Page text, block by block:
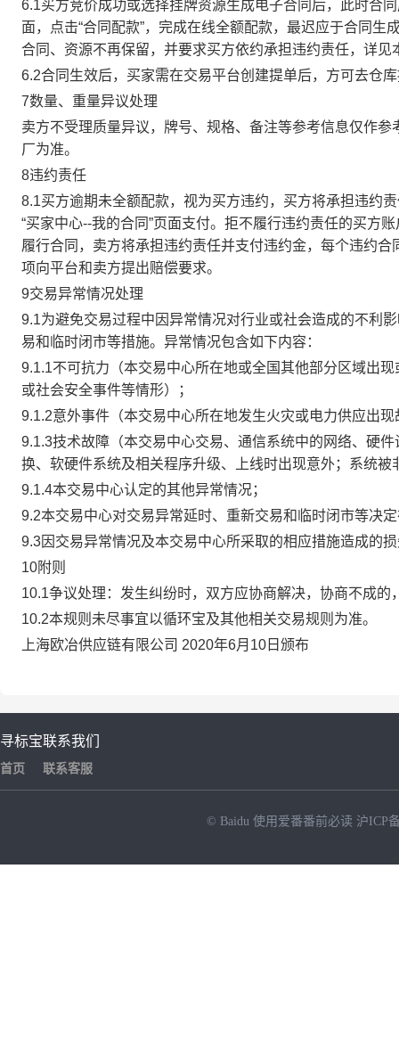
6.1买方竞价成功或选择挂牌资源生成电子合同后，此时合
面，点击“合同配款”，完成在线全额配款，最迟应于合同
合同、资源不再保留，并要求买方依约承担违约责任，详见
6.2合同生效后，买家需在交易平台创建提单后，方可去仓
7数量、重量异议处理
卖方不受理质量异议，牌号、规格、备注等参考信息仅作
厂为准。
8违约责任
8.1买方逾期未全额配款，视为买方违约，买方将承担违约
“买家中心--我的合同”页面支付。拒不履行违约责任的买方
履行合同，卖方将承担违约责任并支付违约金，每个违约
项向平台和卖方提出赔偿要求。
9交易异常情况处理
9.1为避免交易过程中因异常情况对行业或社会造成的不利
易和临时闭市等措施。异常情况包含如下内容：
9.1.1不可抗力（本交易中心所在地或全国其他部分区域出
或社会安全事件等情形）；
9.1.2意外事件（本交易中心所在地发生火灾或电力供应出
9.1.3技术故障（本交易中心交易、通信系统中的网络、硬
换、软硬件系统及相关程序升级、上线时出现意外；系统
9.1.4本交易中心认定的其他异常情况；
9.2本交易中心对交易异常延时、重新交易和临时闭市等决
9.3因交易异常情况及本交易中心所采取的相应措施造成的
10附则
10.1争议处理：发生纠纷时，双方应协商解决，协商不成
10.2本规则未尽事宜以循环宝及其他相关交易规则为准。
上海欧冶供应链有限公司 2020年6月10日颁布
寻标宝
首页
联系我们
联系客服
© Baidu 使用爱番番前必读 沪ICP